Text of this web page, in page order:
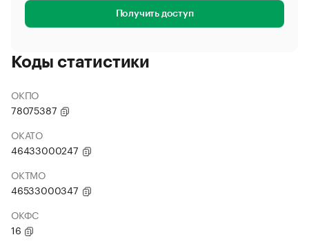
Получить доступ
Коды статистики
ОКПО
78075387
ОКАТО
46433000247
ОКТМО
46533000347
ОКФС
16